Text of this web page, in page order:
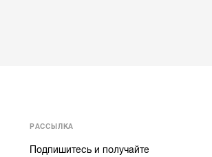
РАССЫЛКА
Подпишитесь и получайте